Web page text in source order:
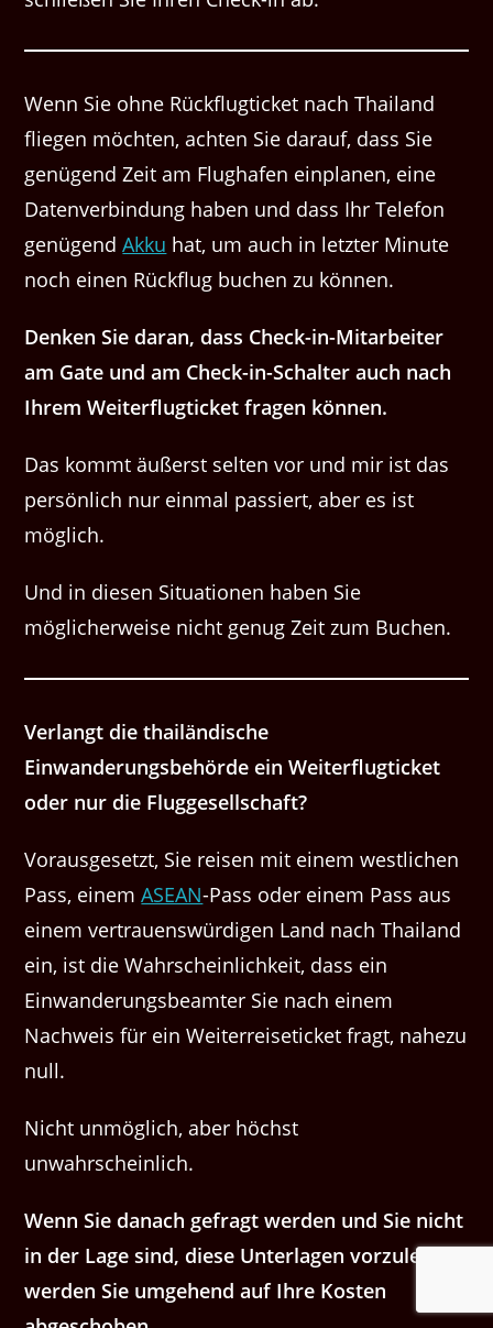
Wenn Sie ohne Rückflugticket nach Thailand
fliegen möchten, achten Sie darauf, dass Sie
genügend Zeit am Flughafen einplanen, eine
Datenverbindung haben und dass Ihr Telefon
genügendAkku hat, um auch in letzter Minute
noch einen Rückflug buchen zu können.
Denken Sie daran, dass Check-in-Mitarbeiter
am Gate und am Check-in-Schalter auch nach
Ihrem Weiterflugticket fragen können.
Das kommt äußerst selten vor und mir ist das
persönlich nur einmal passiert, aber es ist
möglich.
Und in diesen Situationen haben Sie
möglicherweise nicht genug Zeit zum Buchen.
Verlangt die thailändische
Einwanderungsbehörde ein Weiterflugticket
oder nur die Fluggesellschaft?
Vorausgesetzt, Sie reisen mit einem westlichen
Pass, einemASEAN-Pass oder einem Pass aus
einem vertrauenswürdigen Land nach Thailand
ein, ist die Wahrscheinlichkeit, dass ein
Einwanderungsbeamter Sie nach einem
Nachweis für ein Weiterreiseticket fragt, nahezu
null.
Nicht unmöglich, aber höchst
unwahrscheinlich.
Wenn Sie danach gefragt werden und Sie nicht
in der Lage sind, diese Unterlagen vorzulegen,
werden Sie umgehend auf Ihre Kosten